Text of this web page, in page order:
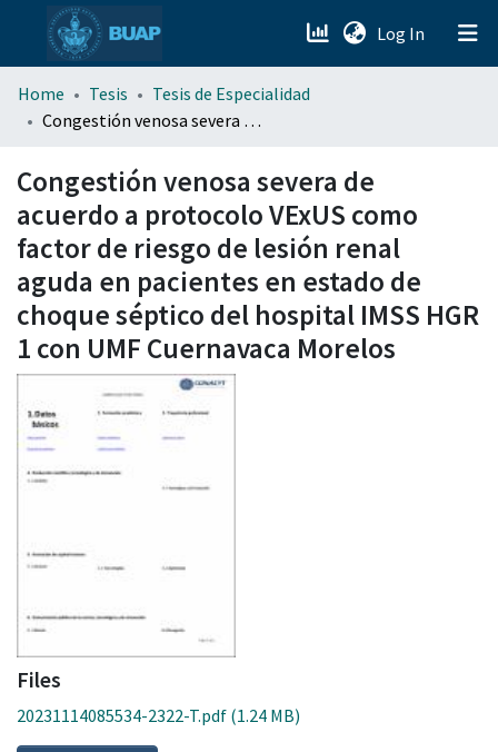
Log In (current)
menu.section.about_menu
Home Tesis
Tesis de Especialidad
Congestión venosa severa de acuerdo a protocolo VExUS como factor de riesgo de lesión renal aguda en pacientes en estado de choque séptico del hospital IMSS HGR 1 con UMF Cuernavaca Morelos
Congestión venosa severa de
acuerdo a protocolo VExUS como
factor de riesgo de lesión renal
aguda en pacientes en estado de
choque séptico del hospital IMSS HGR
1 con UMF Cuernavaca Morelos
Files
20231114085534-2322-T.pdf (1.24 MB)